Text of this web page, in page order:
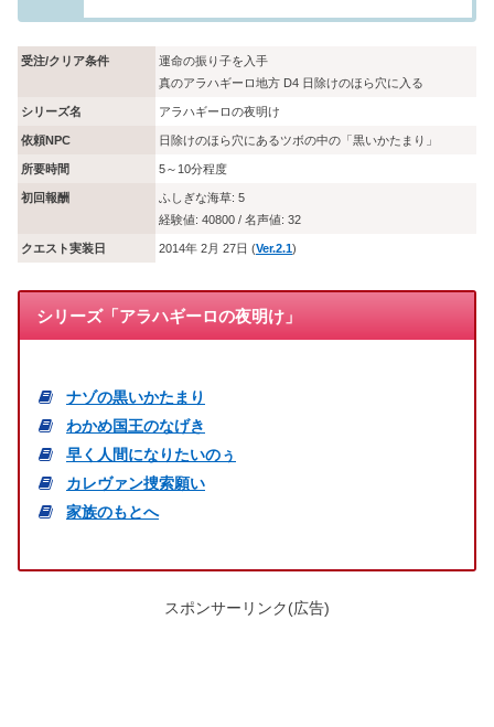
受注/クリア条件
運命の振り子を入手
真のアラハギーロ地方 D4 日除けのほら穴に入る
シリーズ名 アラハギーロの夜明け
依頼NPC 日除けのほら穴にあるツボの中の「黒いかたまり」
所要時間 5～10分程度
初回報酬
ふしぎな海草: 5
経験値: 40800 / 名声値: 32
クエスト実装日 2014年 2月 27日 (Ver.2.1)
シリーズ「アラハギーロの夜明け」
ナゾの黒いかたまり
わかめ国王のなげき
早く人間になりたいのぅ
カレヴァン捜索願い
家族のもとへ
スポンサーリンク(広告)